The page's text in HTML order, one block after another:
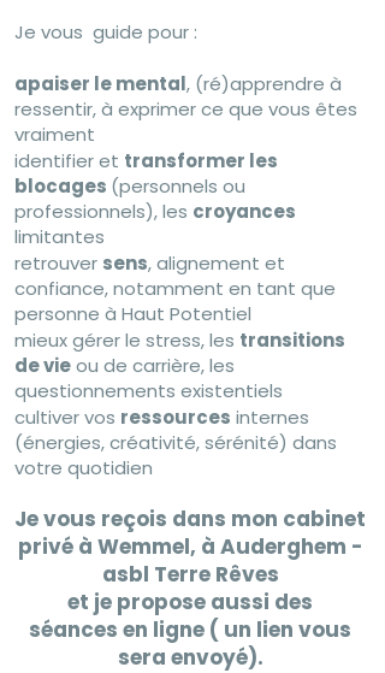
Je vous guide pour :
apaiser le mental, (ré)apprendre à
ressentir, à exprimer ce que vous êtes
vraiment
identifier et transformer les
blocages (personnels ou
professionnels), les croyances
limitantes
retrouver sens, alignement et
confiance, notamment en tant que
personne à Haut Potentiel
mieux gérer le stress, les transitions
de vieou de carrière, les
questionnements existentiels
cultiver vos ressources internes
(énergies, créativité, sérénité) dans
votre quotidien
Je vous reçois dans mon cabinet
privé à Wemmel, à Auderghem -
asbl Terre Rêves
et je propose aussi des
séances en ligne ( un lien vous
sera envoyé).